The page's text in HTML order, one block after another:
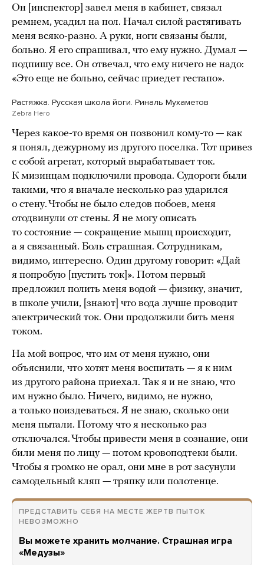
Он [инспектор] завел меня в кабинет, связал
ремнем, усадил на пол. Начал силой растягивать
меня всяко-разно. А руки, ноги связаны были,
больно. Я его спрашивал, что ему нужно. Думал —
подпишу все. Он отвечал, что ему ничего не надо:
«Это еще не больно, сейчас приедет гестапо».
Растяжка. Русская школа йоги. Риналь Мухаметов
Zebra Hero
Через какое-то время он позвонил кому-то — как
я понял, дежурному из другого поселка. Тот привез
с собой агрегат, который вырабатывает ток.
К мизинцам подключили провода. Судороги были
такими, что я вначале несколько раз ударился
о стену. Чтобы не было следов побоев, меня
отодвинули от стены. Я не могу описать
то состояние — сокращение мышц происходит,
а я связанный. Боль страшная. Сотрудникам,
видимо, интересно. Один другому говорит: «Дай
я попробую [пустить ток]». Потом первый
предложил полить меня водой — физику, значит,
в школе учили, [знают] что вода лучше проводит
электрический ток. Они продолжили бить меня
током.
На мой вопрос, что им от меня нужно, они
объяснили, что хотят меня воспитать — я к ним
из другого района приехал. Так я и не знаю, что
им нужно было. Ничего, видимо, не нужно,
а только поиздеваться. Я не знаю, сколько они
меня пытали. Потому что я несколько раз
отключался. Чтобы привести меня в сознание, они
били меня по лицу — потом кровоподтеки были.
Чтобы я громко не орал, они мне в рот засунули
самодельный кляп — тряпку или полотенце.
ПРЕДСТАВИТЬ СЕБЯ НА МЕСТЕ ЖЕРТВ ПЫТОК
НЕВОЗМОЖНО
Вы можете хранить молчание. Страшная игра
«Медузы»